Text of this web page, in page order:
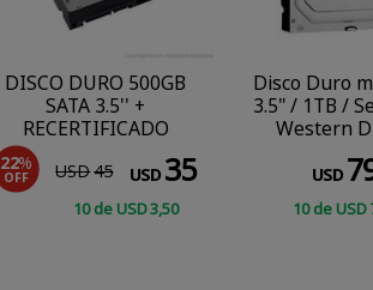
DISCO DURO 500GB
SATA 3.5'' +
RECERTIFICADO
22%
OFF USD45 USD 35
10de USD3,50
COMPRAR
Disco Duro
3.5" / 1TB /
Western
USD
10de USD